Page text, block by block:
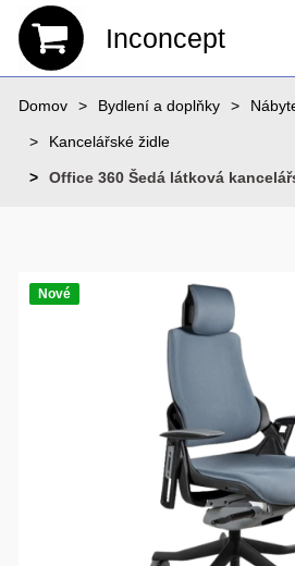
Inconcept
Domov Bydlení a doplňky
Kancelářské židle
Office 360 Šedá látková
Nové